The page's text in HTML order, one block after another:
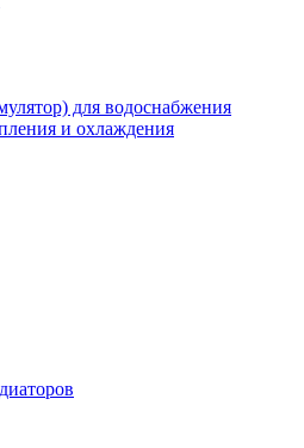
для водоснабжения
и охлаждения